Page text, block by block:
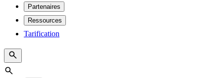
Partenaires
Ressources
Tarification
Search